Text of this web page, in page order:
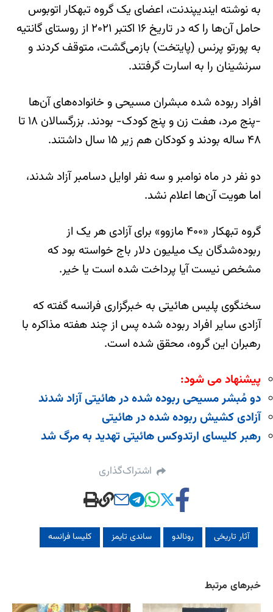
به نوشته ایندیپندنت، اعضای یک گروه تبهکار اتوبوس
حامل آ‌ن‌ها را که در تاریخ ۱۶ اکتبر ۲۰۲۱ از روستای گانتیه
به پورتو پرنس (پایتخت) بازمی‌گشت، متوقف کردند و
سرنشینان را به اسارت گرفتند.
افراد ربوده شده مبشران مسیحی و خانواده‌های آن‌ها
-پنج مرد، هفت زن و پنج کودک- بودند. بزرگسالان ۱۸ تا
۴۸ ساله بودند و کودکان هم زیر ۱۵ سال داشتند.
دو نفر در ماه نوامبر و سه نفر اوایل دسامبر آزاد شدند،
اما هویت آن‌ها اعلام نشد.
گروه تبهکار «۴۰۰ مازوو» برای آزادی هر یک از
ربوده‌شدگان یک میلیون دلار باج خواسته بود که
مشخص نیست آیا پرداخت شده است یا خیر.
سخنگوی پلیس هائیتی به خبرگزاری فرانسه گفته که
آزادی سایر افراد ربوده شده پس از چند هفته مذاکره با
رهبران این گروه، محقق شده است.
پیشنهاد می شود:
دو مُبشر مسیحی ربوده شده در هائیتی آزاد شدند
آزادی کشیش ربوده شده در هائیتی
رهبر کلیسای ارتدوکس هائیتی تهدید به مرگ شد
اشتراک‌گذاری
آثار تاریخی رونالدو ساندی تایمز کلیسا فرانسه
خبرهای مرتبط